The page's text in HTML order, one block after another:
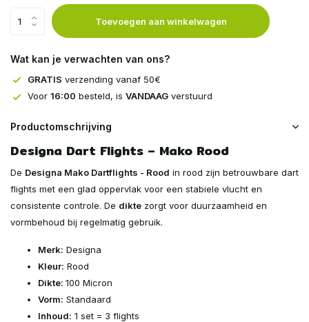
Toevoegen aan winkelwagen
Wat kan je verwachten van ons?
GRATIS verzending vanaf 50€
Voor 16:00 besteld, is VANDAAG verstuurd
Productomschrijving
Designa Dart Flights – Mako Rood
De Designa Mako Dartflights - Rood in rood zijn betrouwbare dart
flights met een glad oppervlak voor een stabiele vlucht en
consistente controle. De dikte zorgt voor duurzaamheid en
vormbehoud bij regelmatig gebruik.
Merk: Designa
Kleur: Rood
Dikte: 100 Micron
Vorm: Standaard
Inhoud: 1 set = 3 flights